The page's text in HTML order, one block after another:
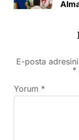
E-posta
*
Yorum *